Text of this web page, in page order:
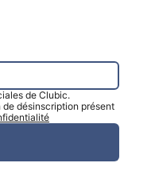
de Clubic.
de désinscription présent